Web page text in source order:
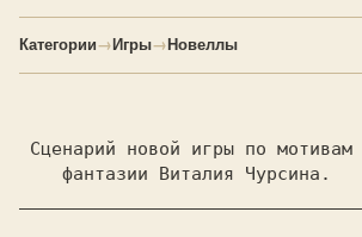
Категории→Игры→Новеллы